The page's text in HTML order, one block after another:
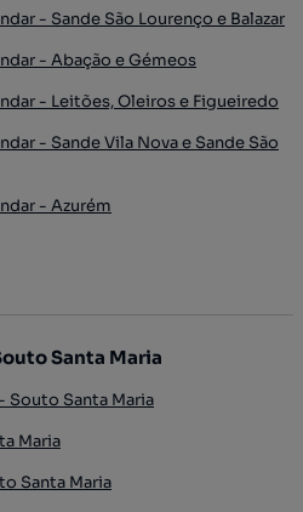
- Sande São Lourenço e Balazar
- Abação e Gémeos
- Leitões, Oleiros e Figueiredo
- Sande Vila Nova e Sande São
- Azurém
Santa Maria
Souto Santa Maria
Maria
Santa Maria